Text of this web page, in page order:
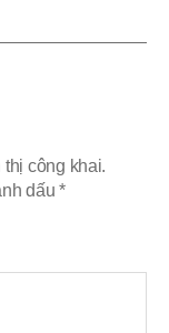
công khai.
dấu*